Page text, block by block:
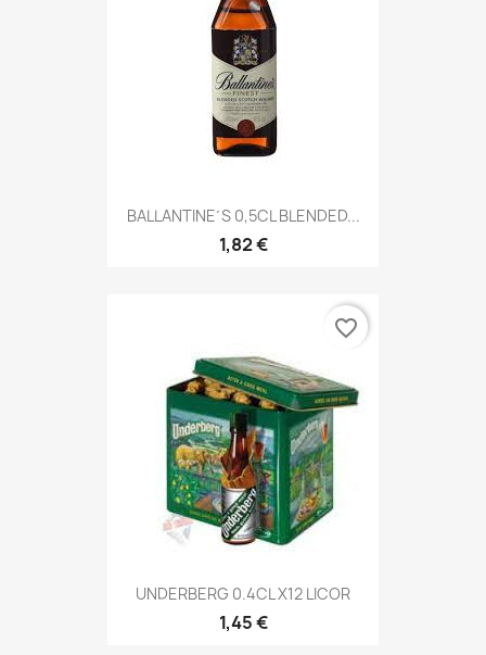
BALLANTINE´S 0,5CL BLENDED...
1,82 €
UNDERBERG 0.4CL X12 LICOR
1,45 €
favorite_border